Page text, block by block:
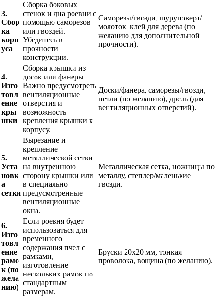
3.
Сбор
ка
корп
уса
Сборка боковых
стенок и дна роевни с
помощью саморезов
или гвоздей.
Убедитесь в
прочности
конструкции.
Саморезы/гвозди, шуруповерт/
молоток, клей для дерева (по
желанию для дополнительной
прочности).
4.
Изго
товл
ение
кры
шки
Сборка крышки из
досок или фанеры.
Важно предусмотреть
вентиляционные
отверстия и
возможность
крепления крышки к
корпусу.
Доски/фанера, саморезы/гвозди,
петли (по желанию), дрель (для
вентиляционных отверстий).
5.
Уста
новк
а
сетки
Вырезание и
крепление
металлической сетки
на внутреннюю
сторону крышки или
в специально
предусмотренные
вентиляционные
окна.
Металлическая сетка, ножницы по
металлу, степлер/маленькие
гвозди.
6.
Изго
товл
ение
рамо
к (по
жела
нию)
Если роевня будет
использоваться для
временного
содержания пчел с
рамками,
изготовление
нескольких рамок по
стандартным
размерам.
Бруски 20х20 мм, тонкая
проволока, вощина (по желанию).